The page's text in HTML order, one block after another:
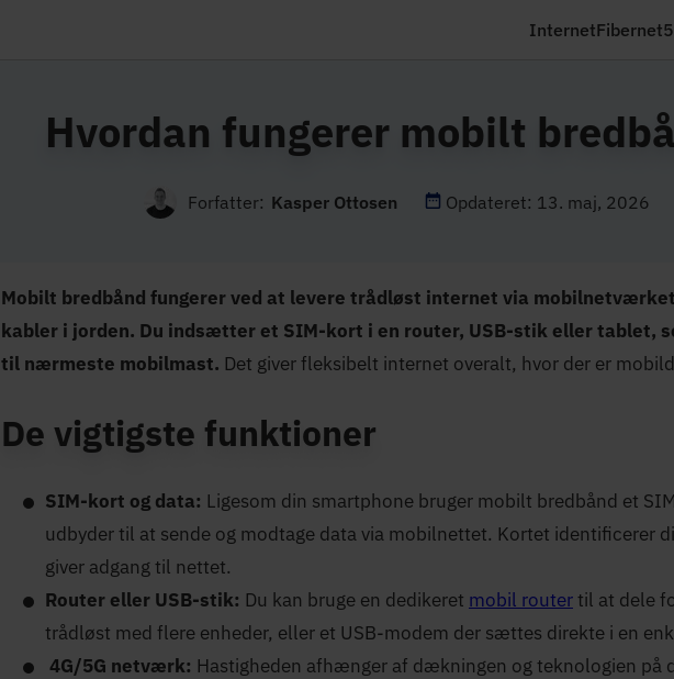
InternetFibernet
Hvordan fungerer mobilt
Forfatter: Kasper Ottosen Opdateret: 13. maj, 2026
Mobilt bredbånd fungerer ved at levere trådløst internet via
kabler i jorden. Du indsætter et SIM-kort i en router, USB-stik eller tablet,
til nærmeste mobilmast. Det giver fleksibelt internet overalt, hvor der er
De vigtigste funktioner
SIM-kort og data: Ligesom din smartphone bruger mobilt bredbånd et
udbyder til at sende og modtage data via mobilnettet. Kortet identificerer
giver adgang til nettet.
Router eller USB-stik: Du kan bruge en dedikeret mobil routertil at dele
trådløst med flere enheder, eller et USB-modem der sættes direkte i en
4G/5G netværk: Hastigheden afhænger af dækningen og teknologien på